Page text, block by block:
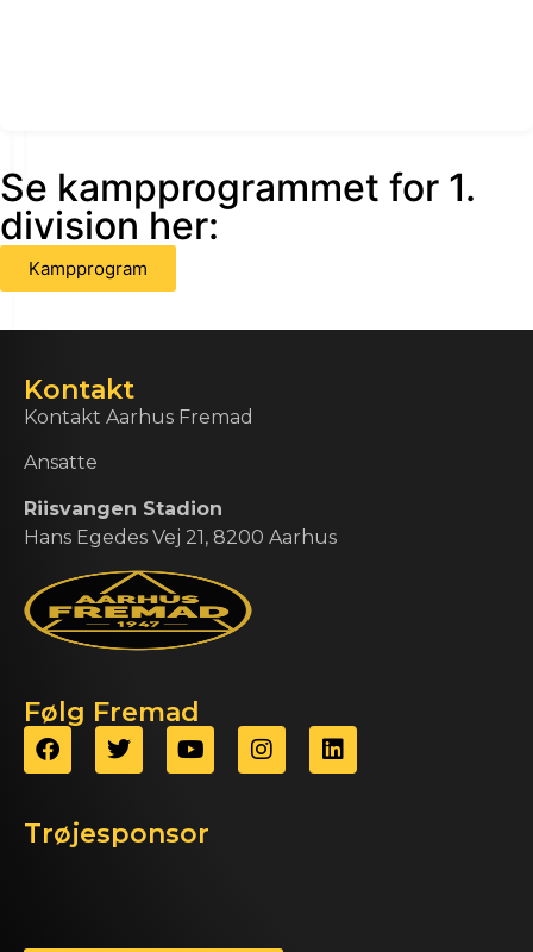
Se kampprogrammet for 1.
division her:
Kampprogram
Kontakt
Kontakt Aarhus Fremad
Ansatte
Riisvangen Stadion
Hans Egedes Vej 21, 8200 Aarhus
Følg Fremad
Trøjesponsor